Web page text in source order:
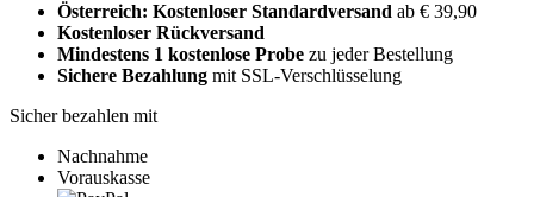
Österreich: Kostenloser Standardversand ab € 39,90
Kostenloser Rückversand
Mindestens 1 kostenlose Probe zu jeder Bestellung
Sichere Bezahlung mit SSL-Verschlüsselung
Sicher bezahlen mit
Nachnahme
Vorauskasse